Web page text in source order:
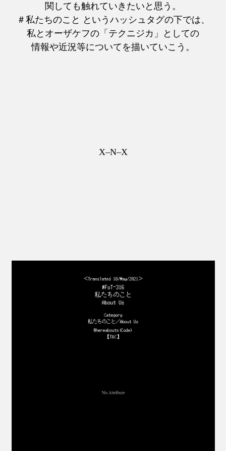
関しても触れていきたいと思う。
＃私たちのこと というハッシュタグの下では、
私とオーザケフの「テクニジカ」としての
情報や近況等についてを描いていこう。
X–N–X